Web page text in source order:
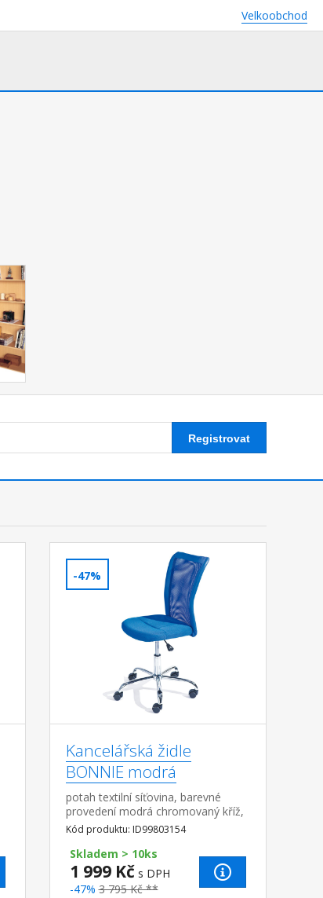
Velkoobchod
Registrovat
-47%
Kancelářská židle
BONNIE modrá
potah textilní síťovina, barevné
provedení modrá chromovaný kříž,
nastavitelná výška 89-99 cm
Kód produktu: ID99803154
Skladem > 10ks
1 999 Kč s DPH
-47% 3 795 Kč **